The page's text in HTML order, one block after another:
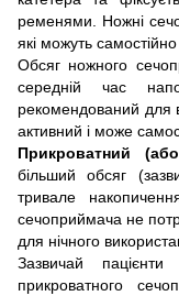
ременями. Ножні
які можуть
Обсяг ножного
середній час
рекомендований для
активний і може
Прикроватний
більший обсяг
тривале
сечоприймача не
для нічного
Зазвичай
прикроватного